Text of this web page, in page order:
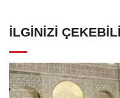
İLGINIZI